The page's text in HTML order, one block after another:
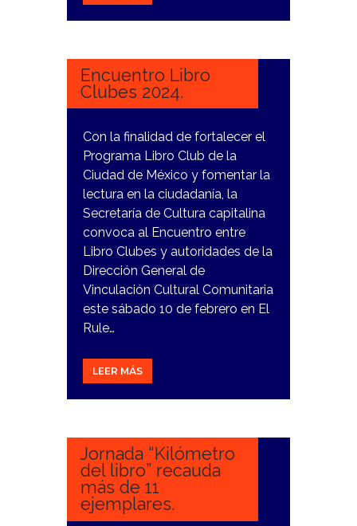
8
Encuentro Libro
Clubes 2024.
Con la finalidad de fortalecer el
Programa Libro Club de la
Ciudad de México y fomentar la
lectura en la ciudadanía, la
Secretaría de Cultura capitalina
convoca al Encuentro entre
Libro Clubes y autoridades de la
Dirección General de
Vinculación Cultural Comunitaria
este sábado 10 de febrero en El
Rule…
LEER MÁS
7
Jornada “Kilómetro
del libro” recauda
más de 11
ejemplares.